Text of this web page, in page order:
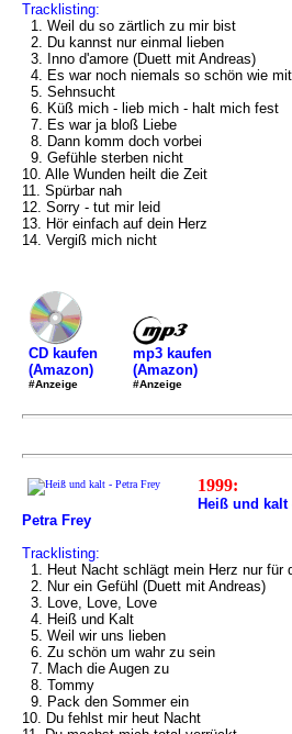
Tracklisting:
1. Weil du so zärtlich zu mir bist
2. Du kannst nur einmal lieben
3. Inno d'amore (Duett mit Andreas)
4. Es war noch niemals so schön wie
5. Sehnsucht
6. Küß mich - lieb mich - halt mich fest
7. Es war ja bloß Liebe
8. Dann komm doch vorbei
9. Gefühle sterben nicht
10. Alle Wunden heilt die Zeit
11. Spürbar nah
12. Sorry - tut mir leid
13. Hör einfach auf dein Herz
14. Vergiß mich nicht
CD kaufen
(Amazon)
#Anzeige
mp3 kaufen
(Amazon)
#Anzeige
1999:
Heiß und kalt
Petra Frey
Tracklisting:
1. Heut Nacht schlägt mein Herz nur für
2. Nur ein Gefühl (Duett mit Andreas)
3. Love, Love, Love
4. Heiß und Kalt
5. Weil wir uns lieben
6. Zu schön um wahr zu sein
7. Mach die Augen zu
8. Tommy
9. Pack den Sommer ein
10. Du fehlst mir heut Nacht